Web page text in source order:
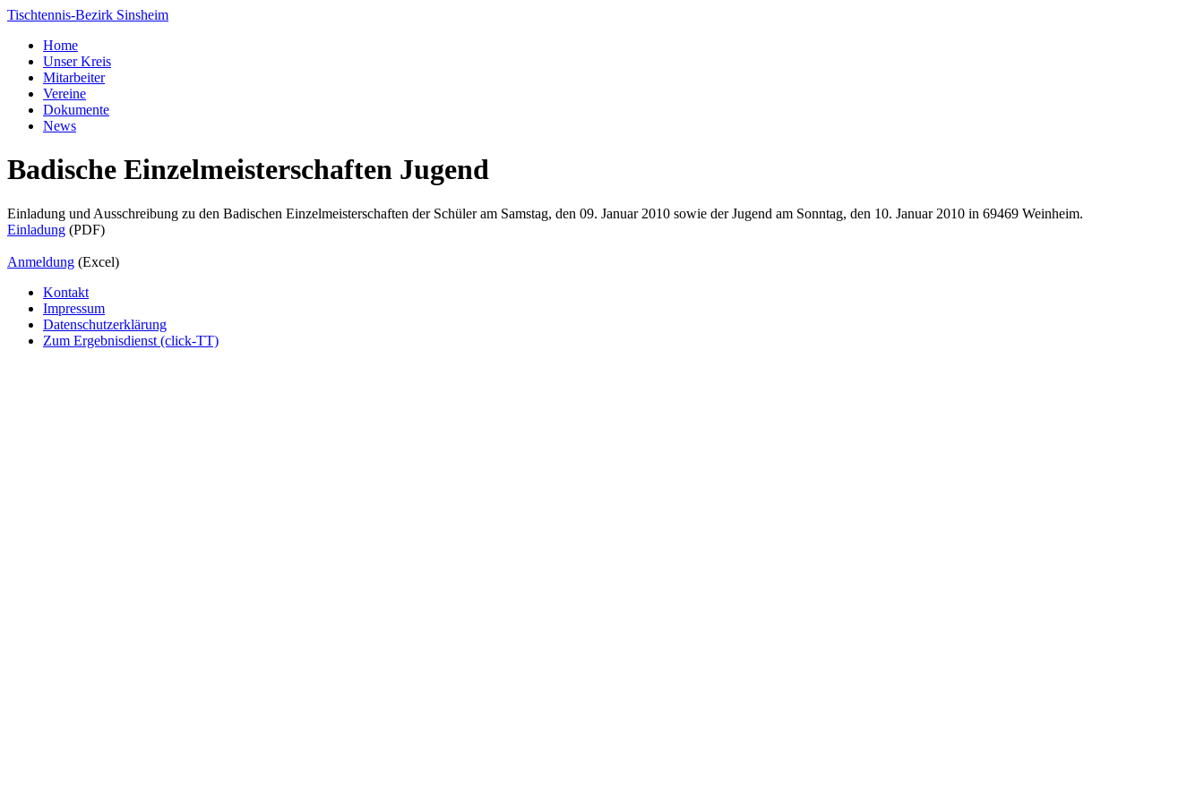
Tischtennis-Bezirk Sinsheim
Home
Unser Kreis
Mitarbeiter
Vereine
Dokumente
News
Badische Einzelmeisterschaften Jugend
Einladung und Ausschreibung zu den Badischen Einzelmeisterschaften der Schüler am Samstag, den 09. Januar 2010 sowie der Jugend am Sonntag, den 10. Januar 2010 in 69469 Weinheim.
Einladung (PDF)
Anmeldung (Excel)
Kontakt
Impressum
Datenschutzerklärung
Zum Ergebnisdienst (click-TT)